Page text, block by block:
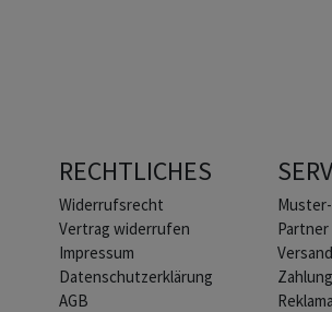
RECHTLICHES
Widerrufs­recht
Vertrag widerrufen
Impressum
Daten­schutz­erklärung
AGB
Partner